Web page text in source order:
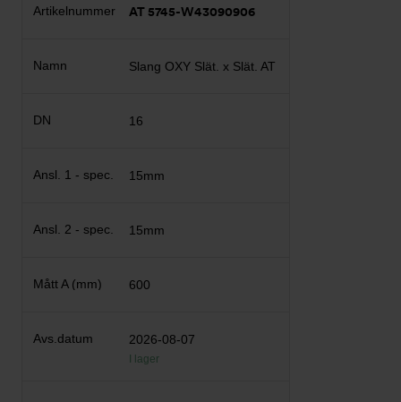
AT 5745-W43090906
Slang OXY Slät. x Slät. AT
16
15mm
15mm
600
2026-08-07
I lager